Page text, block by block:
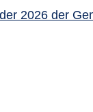
2026 der